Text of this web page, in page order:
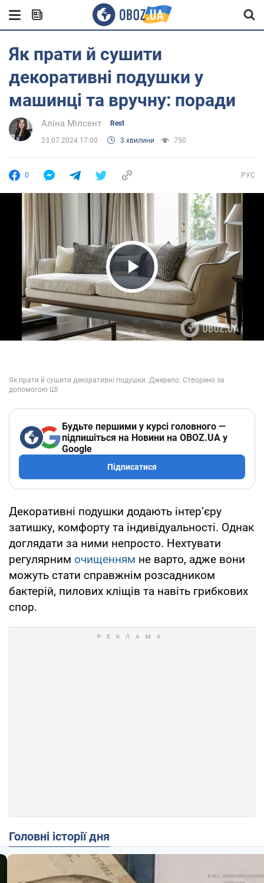
Як прати й сушити
декоративні подушки у
машинці та вручну: поради
Аліна Мілсент Rest
23.07.2024 17:00 3 хвилини 750
0 РУС
Play Video
Будьте першими у курсі головного —
підпишіться на Новини на OBOZ.UA у
Google
Підписатися
Декоративні подушки додають інтер’єру
затишку, комфорту та індивідуальності. Однак
доглядати за ними непросто. Нехтувати
регулярним очищенням не варто, адже вони
можуть стати справжнім розсадником
бактерій, пилових кліщів та навіть грибкових
спор.
Головні історії дня